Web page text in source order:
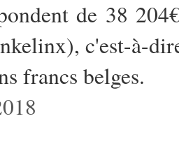
de 38
c'est-à-
francs belges.